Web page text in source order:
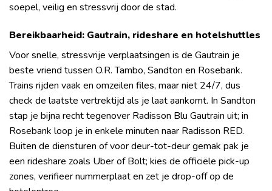
soepel, veilig en stressvrij door de stad.
Bereikbaarheid: Gautrain, rideshare en hotelshuttles
Voor snelle, stressvrije verplaatsingen is de Gautrain je
beste vriend tussen O.R. Tambo, Sandton en Rosebank.
Trains rijden vaak en omzeilen files, maar niet 24/7, dus
check de laatste vertrektijd als je laat aankomt. In Sandton
stap je bijna recht tegenover Radisson Blu Gautrain uit; in
Rosebank loop je in enkele minuten naar Radisson RED.
Buiten de diensturen of voor deur-tot-deur gemak pak je
een rideshare zoals Uber of Bolt; kies de officiële pick-up
zones, verifieer nummerplaat en zet je drop-off op de